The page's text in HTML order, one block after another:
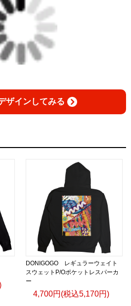
ザインしてみる
DONIGOGO レギュラーウェイト
スウェットP/Oポケットレスパーカ
ー
4,700円(税込5,170円)